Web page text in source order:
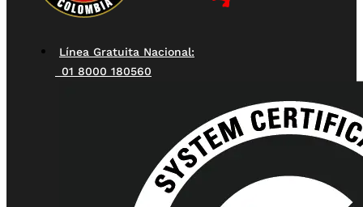
Línea Gratuita Nacional:
01 8000 180560